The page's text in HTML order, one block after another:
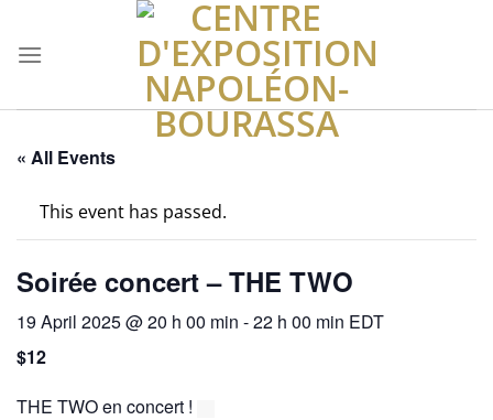
content
« All Events
This event has passed.
Soirée concert – THE TWO
19 April 2025 @ 20 h 00 min -22 h 00 min EDT
$12
THE TWO en concert !